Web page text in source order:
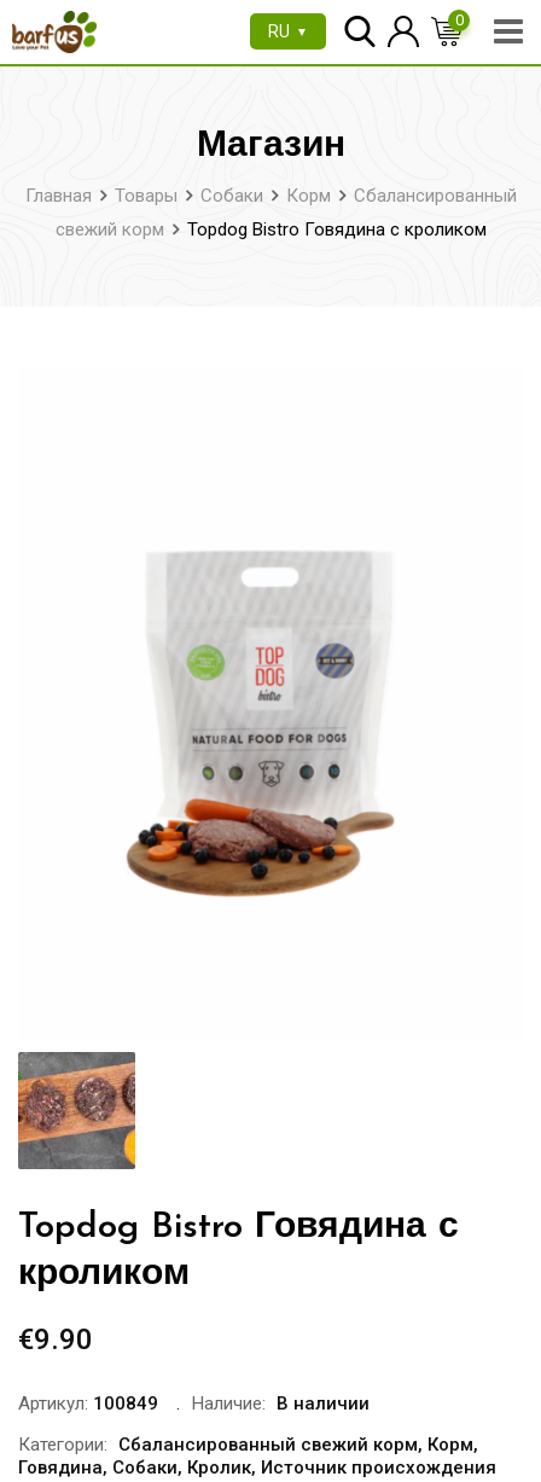
Перейти
RU ▼
0
Магазин
Главная Товары Собаки Корм
Сбалансированный
свежий корм
Topdog Bistro Говядина с кроликом
Topdog Bistro Говядина с
кроликом
€9.90
Артикул: 100849 Наличие:
В наличии
Категории:
Сбалансированный свежий корм, Корм,
Говядина, Собаки, Кролик, Источник происхождения